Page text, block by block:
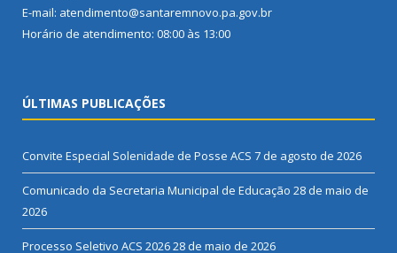
E-mail: atendimento@santaremnovo.pa.gov.br
Horário de atendimento: 08:00 às 13:00
ÚLTIMAS PUBLICAÇÕES
Convite Especial Solenidade de Posse ACS 7 de agosto de 2026
Comunicado da Secretaria Municipal de Educação 28 de maio de
2026
Processo Seletivo ACS 202628 de maio de 2026